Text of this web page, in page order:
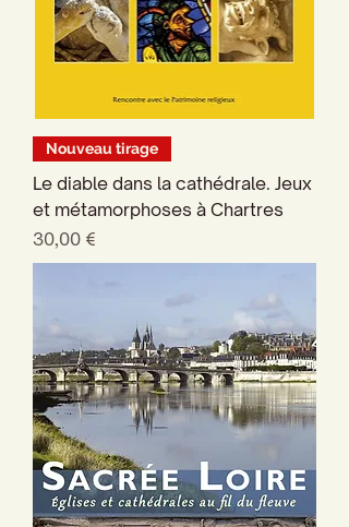
Nouveau tirage
Le diable dans la cathédrale. Jeux
et métamorphoses à Chartres
Prix
30,00 €